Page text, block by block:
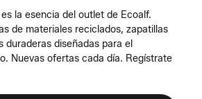
la esencia del outlet de Ecoalf.
de materiales reciclados, zapatillas
duraderas diseñadas para el
Nuevas ofertas cada día. Regístrate